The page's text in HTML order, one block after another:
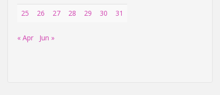
25
26 27 28 29 30 31
« Apr Jun »